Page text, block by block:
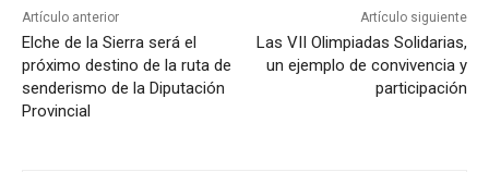
Artículo anterior
Elche de la Sierra será el
próximo destino de la ruta de
senderismo de la Diputación
Provincial
Artículo siguiente
Las VII Olimpiadas Solidarias,
un ejemplo de convivencia y
participación